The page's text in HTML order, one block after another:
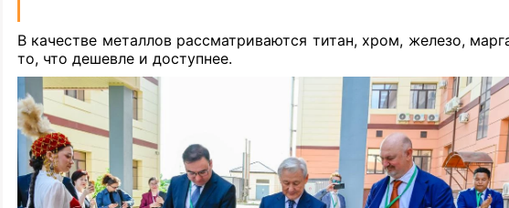
В качестве металлов рассматриваются титан, хром, железо,
то, что дешевле и доступнее.